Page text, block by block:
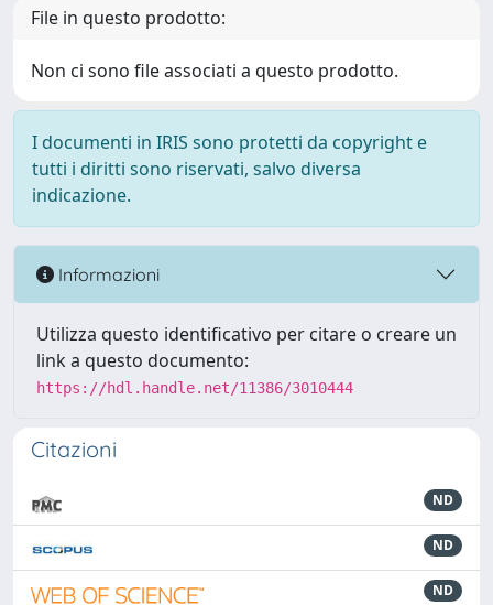
File in questo prodotto:
Non ci sono file associati a questo prodotto.
I documenti in IRIS sono protetti da copyright e
tutti i diritti sono riservati, salvo diversa
indicazione.
Informazioni
Utilizza questo identificativo per citare o creare un
link a questo documento:
https://hdl.handle.net/11386/3010444
Citazioni
ND
ND
ND